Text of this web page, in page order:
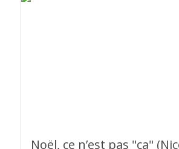
Noël, ce n’est pas "ça"